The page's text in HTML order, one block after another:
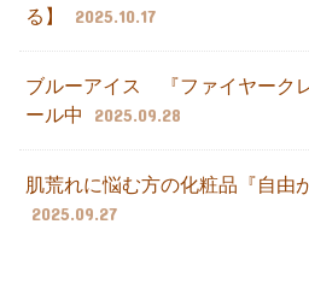
る】
2025.10.17
ブルーアイス 『ファイヤーク
ール中
2025.09.28
肌荒れに悩む方の化粧品『自由
2025.09.27